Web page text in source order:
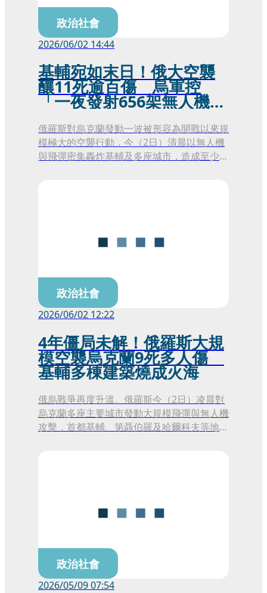
政治社會
2026/06/02 14:44
基輔宛如末日！俄大空襲
釀11死逾百傷 烏軍控
「一夜發射656架無人機
+73枚飛彈」
俄羅斯對烏克蘭發動一波被形容為開戰以來規
模極大的空襲行動，今（2日）清晨以無人機
與飛彈密集轟炸基輔及多座城市，造成至少
政治社會
2026/06/02 12:22
4年僵局未解！俄羅斯大規
模空襲烏克蘭9死多人傷
基輔多棟建築燒成火海
俄烏戰爭再度升溫。俄羅斯今（2日）凌晨對
烏克蘭多座主要城市發動大規模飛彈與無人機
攻擊，首都基輔、第聶伯羅及哈爾科夫等地接
政治社會
2026/05/09 07:54